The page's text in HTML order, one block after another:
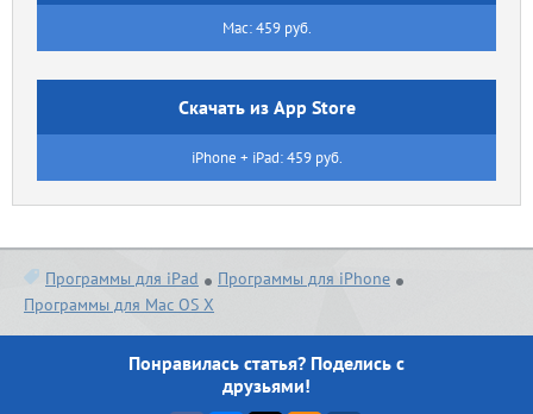
Mac: 459 руб.
Скачать из App Store
iPhone + iPad: 459 руб.
Программы для iPad
Программы для iPhone
Программы для Mac OS X
Понравилась статья? Поделись с
друзьями!